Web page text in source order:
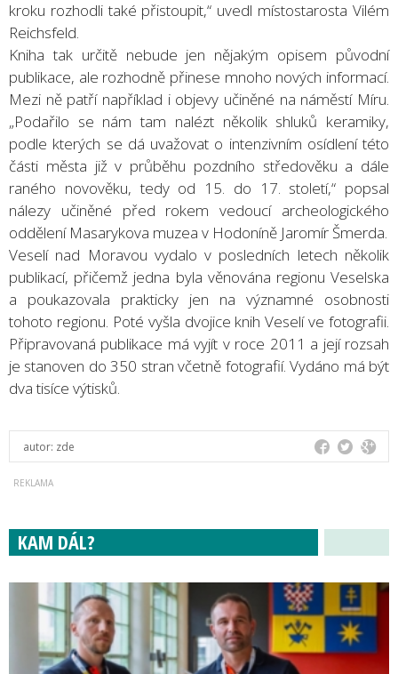
kroku rozhodli také přistoupit,“ uvedl místostarosta Vilém
Reichsfeld.
Kniha tak určitě nebude jen nějakým opisem původní
publikace, ale rozhodně přinese mnoho nových informací.
Mezi ně patří například i objevy učiněné na náměstí Míru.
„Podařilo se nám tam nalézt několik shluků keramiky,
podle kterých se dá uvažovat o intenzivním osídlení této
části města již v průběhu pozdního středověku a dále
raného novověku, tedy od 15. do 17. století,“ popsal
nálezy učiněné před rokem vedoucí archeologického
oddělení Masarykova muzea v Hodoníně Jaromír Šmerda.
Veselí nad Moravou vydalo v posledních letech několik
publikací, přičemž jedna byla věnována regionu Veselska
a poukazovala prakticky jen na významné osobnosti
tohoto regionu. Poté vyšla dvojice knih Veselí ve fotografii.
Připravovaná publikace má vyjít v roce 2011 a její rozsah
je stanoven do 350 stran včetně fotografií. Vydáno má být
dva tisíce výtisků.
autor: zde
KAM DÁL?